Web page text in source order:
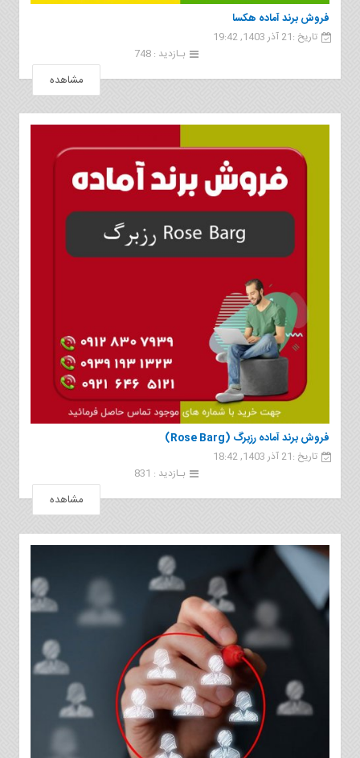
فروش برند آماده هکسا
تاریخ :21 آذر 1403, 19:42
بـازدید : 748
مشاهده
فروش برند آماده رزبرگ (Rose Barg)
تاریخ :21 آذر 1403, 18:42
بـازدید : 831
مشاهده